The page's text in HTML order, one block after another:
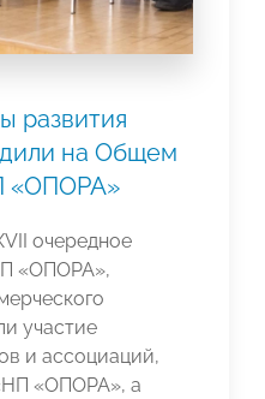
развития
на Общем
«ОПОРА»
очередное
«ОПОРА»,
участие
и ассоциаций,
«ОПОРА», а